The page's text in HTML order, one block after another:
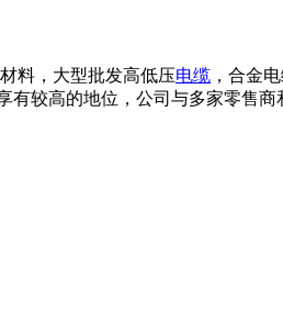
料，大型批发高低压电缆 ，合金
较高的地位，公司与多家零售